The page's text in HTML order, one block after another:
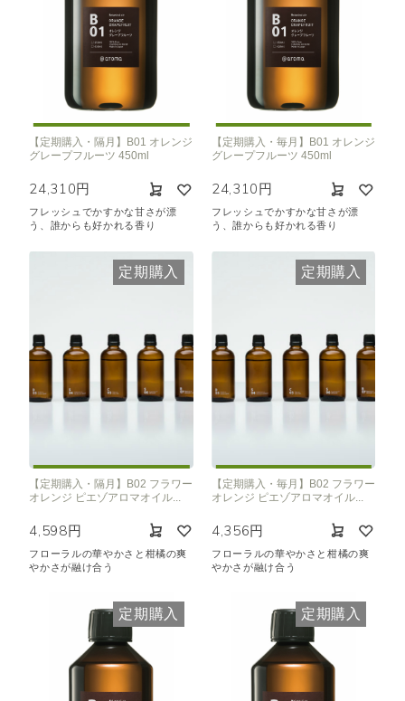
【定期購入・隔月】B01 オレンジ
グレープフルーツ 450ml
24,310円
フレッシュでかすかな甘さが漂
う、誰からも好かれる香り
【定期購入・毎月】B01 オレンジ
グレープフルーツ 450ml
24,310円
フレッシュでかすかな甘さが漂
う、誰からも好かれる香り
定期購入
【定期購入・隔月】B02 フラワー
オレンジ ピエゾアロマオイル...
4,598円
フローラルの華やかさと柑橘の爽
やかさが融け合う
定期購入
【定期購入・毎月】B02 フラワー
オレンジ ピエゾアロマオイル...
4,356円
フローラルの華やかさと柑橘の爽
やかさが融け合う
定期購入 定期購入